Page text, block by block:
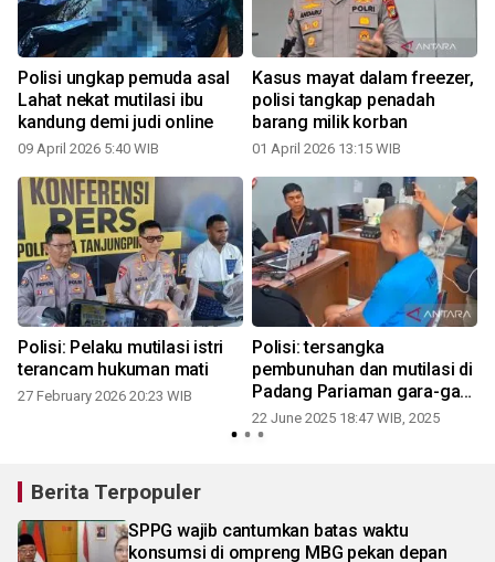
Polisi ungkap pemuda asal
Lahat nekat mutilasi ibu
kandung demi judi online
09 April 2026 5:40 WIB
Kasus mayat dalam freezer,
polisi tangkap penadah
barang milik korban
01 April 2026 13:15 WIB
Polisi: Pelaku mutilasi istri
terancam hukuman mati
27 February 2026 20:23 WIB
Polisi: tersangka
pembunuhan dan mutilasi di
Padang Pariaman gara-gara
hutang
22 June 2025 18:47 WIB, 2025
Berita Terpopuler
SPPG wajib cantumkan batas waktu
konsumsi di ompreng MBG pekan depan